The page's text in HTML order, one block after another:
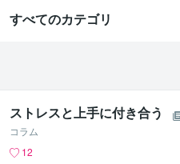
すべてのカテゴリ
ストレスと上手に付き合う
コラム
12